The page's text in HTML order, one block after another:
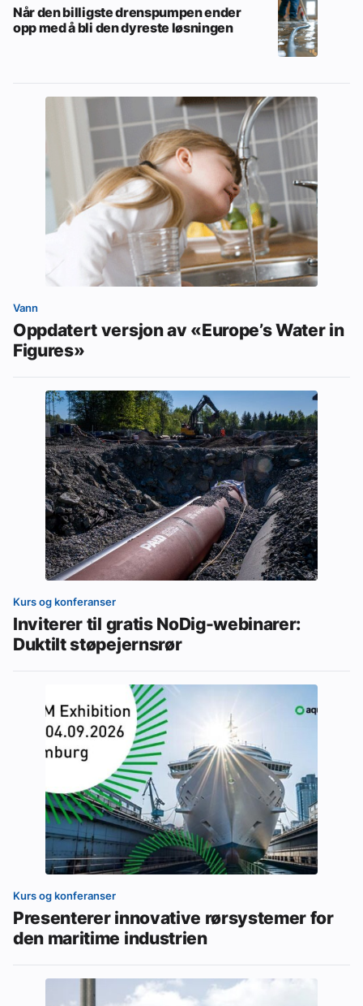
Når den billigste drenspumpen ender
opp med å bli den dyreste løsningen
Vann
Oppdatert versjon av «Europe’s Water in
Figures»
Kurs og konferanser
Inviterer til gratis NoDig-webinarer:
Duktilt støpejernsrør
Kurs og konferanser
Presenterer innovative rørsystemer for
den maritime industrien